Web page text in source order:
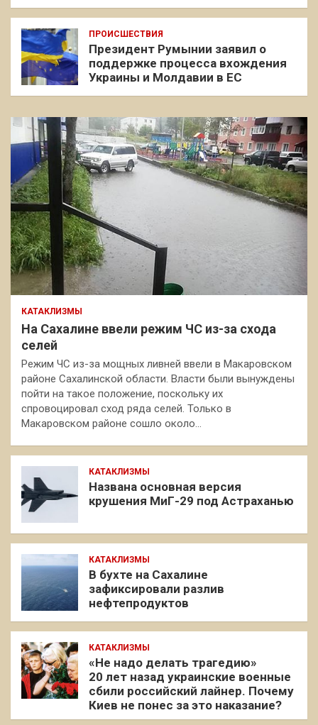
ПРОИСШЕСТВИЯ
Президент Румынии заявил о
поддержке процесса вхождения
Украины и Молдавии в ЕС
КАТАКЛИЗМЫ
На Сахалине ввели режим ЧС из-за схода
селей
Режим ЧС из-за мощных ливней ввели в Макаровском
районе Сахалинской области. Власти были вынуждены
пойти на такое положение, поскольку их
спровоцировал сход ряда селей. Только в
Макаровском районе сошло около…
КАТАКЛИЗМЫ
Названа основная версия
крушения МиГ-29 под Астраханью
КАТАКЛИЗМЫ
В бухте на Сахалине
зафиксировали разлив
нефтепродуктов
КАТАКЛИЗМЫ
«Не надо делать трагедию»
20 лет назад украинские военные
сбили российский лайнер. Почему
Киев не понес за это наказание?